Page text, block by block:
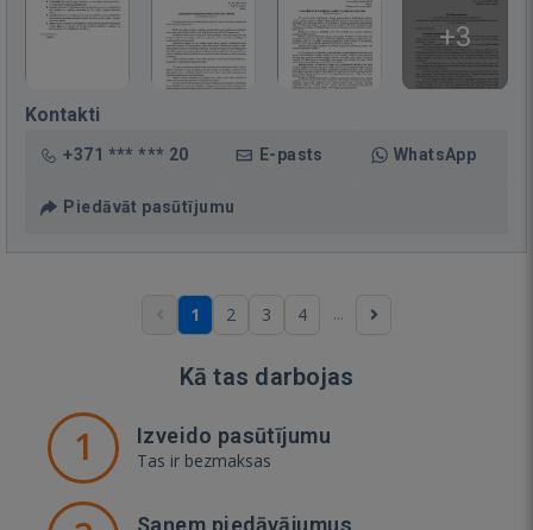
+3
Kontakti
+371 *** *** 20 E-pasts WhatsApp
Piedāvāt pasūtījumu
1 2 3 4 ...
Kā tas darbojas
1 Izveido pasūtījumu
Tas ir bezmaksas
Saņem piedāvājumus